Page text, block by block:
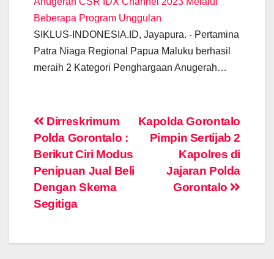
Beberapa Program Unggulan
SIKLUS-INDONESIA.ID, Jayapura. - Pertamina
Patra Niaga Regional Papua Maluku berhasil
meraih 2 Kategori Penghargaan Anugerah…
Post
navigation
Kapolda Gorontalo
Pimpin Sertijab 2
Kapolres di
Jajaran Polda
Gorontalo
Dirreskrimum
Polda Gorontalo :
Berikut Ciri Modus
Penipuan Jual Beli
Dengan Skema
Segitiga